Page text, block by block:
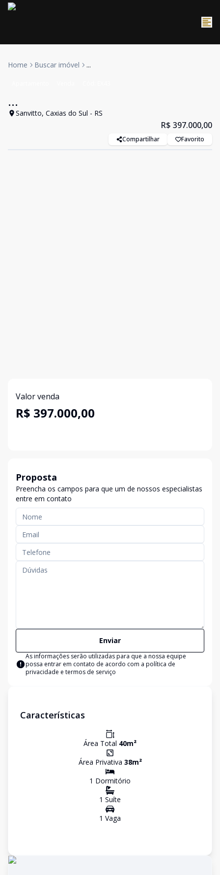
Home Buscar imóvel ...
...
Sanvitto, Caxias do Sul - RS
R$ 397.000,00
Compartilhar Favorito
Valor venda
R$ 397.000,00
Proposta
Preencha os campos para que um de nossos especialistas
entre em contato
Enviar
As informações serão utilizadas para que a nossa equipe
possa entrar em contato de acordo com a política de
privacidade e termos de serviço
Características
Área Total 40m²
Área Privativa 38m²
1 Dormitório
1 Suíte
1 Vaga